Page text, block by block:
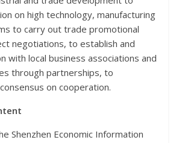
on high technology, manufacturing
to carry out trade promotional
negotiations, to establish and
with local business associations and
through partnerships, to
on cooperation.
Shenzhen Economic Information